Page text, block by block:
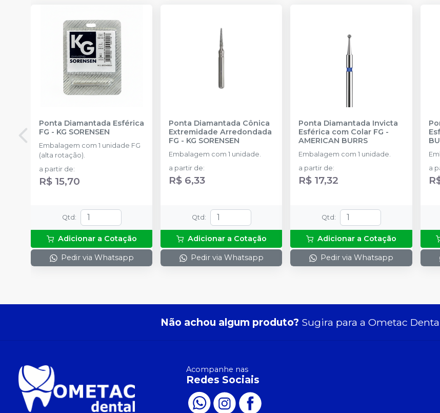
Ponta Diamantada Esférica
FG - KG SORENSEN
Embalagem com 1 unidade FG
(alta rotação).
a partir de:
R$ 15,70
Qtd :
Adicionar a Cotação
Pedir via Whatsapp
Ponta Diamantada Cônica
Extremidade Arredondada
FG - KG SORENSEN
Embalagem com 1 unidade.
a partir de:
R$ 6,33
Qtd :
Adicionar a Cotação
Pedir via Whatsapp
Ponta Diamantada Invicta
Esférica com Colar FG -
AMERICAN BURRS
Embalagem com 1 unidade.
a partir de:
R$ 17,32
Qtd :
Adicionar a Cotação
Pedir via Whatsapp
a
Não achou algum produto? Sugira para a Ometac
Acompanhe nas
Redes Sociais